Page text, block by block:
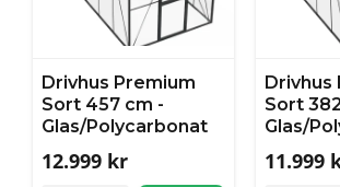
Drivhus Premium
Sort 457 cm -
Glas/Polycarbonat
12.999 kr
Drivhus
Sort
Glas/
11.999